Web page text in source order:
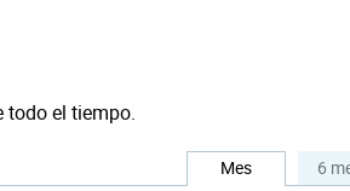
todo el tiempo.
Mes 6